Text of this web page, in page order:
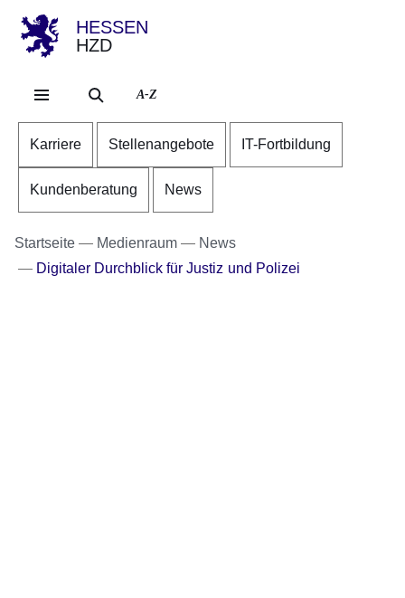
HESSEN
HZD
A-Z
Karriere Stellenangebote IT-Fortbildung
Kundenberatung News
Startseite Medienraum
News
Digitaler Durchblick für Justiz und Polizei